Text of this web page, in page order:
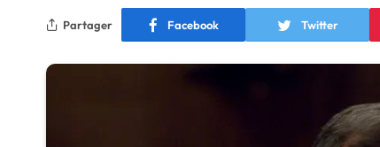
Partager Facebook Twitter